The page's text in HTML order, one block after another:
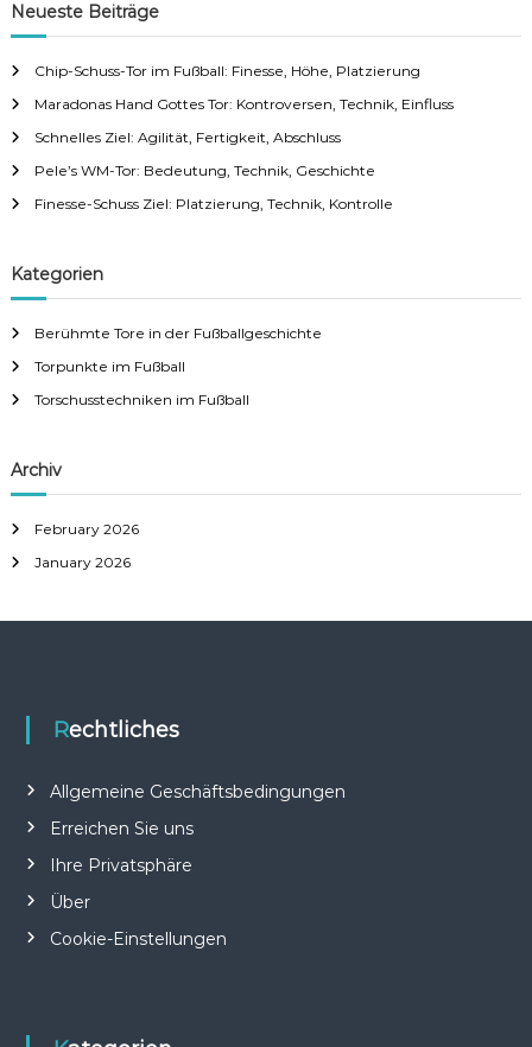
r
c
f
o
r
Neueste Beiträge
Chip-Schuss-Tor im Fußball: Finesse, Höhe, Platzierung
Maradonas Hand Gottes Tor: Kontroversen, Technik, Einfluss
Schnelles Ziel: Agilität, Fertigkeit, Abschluss
Pele’s WM-Tor: Bedeutung, Technik, Geschichte
Finesse-Schuss Ziel: Platzierung, Technik, Kontrolle
Kategorien
Berühmte Tore in der Fußballgeschichte
Torpunkte im Fußball
Torschusstechniken im Fußball
Archiv
February 2026
January 2026
Rechtliches
Allgemeine Geschäftsbedingungen
Erreichen Sie uns
Ihre Privatsphäre
Über
Cookie-Einstellungen